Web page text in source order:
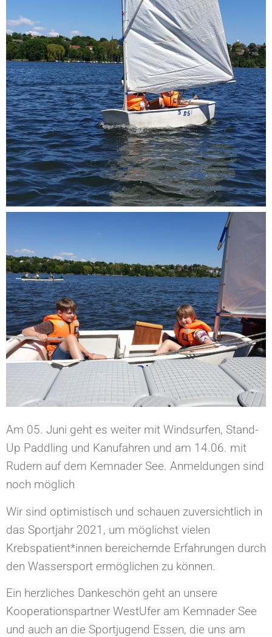
Am 05. Juni geht es weiter mit Windsurfen, Stand-
Up Paddling und Kanufahren und am 14.06. mit
Rudern auf dem Kemnader See. Anmeldungen sind
noch möglich
Wir sind optimistisch und schauen zuversichtlich in
das Sportjahr 2021, um möglichst vielen
Krebspatient*innen bereichernde Erfahrungen durch
den Wassersport ermöglichen zu können.
Ein herzliches Dankeschön geht an unsere
Kooperationspartner WestUfer am Kemnader See
und auch an die Sportjugend Essen, die uns am